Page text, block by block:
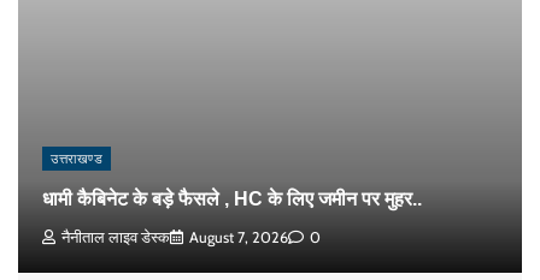
उत्तराखण्ड
धामी कैबिनेट के बड़े फैसले , HC के लिए जमीन पर मुहर..
नैनीताल लाइव डेस्क August 7, 2026 0